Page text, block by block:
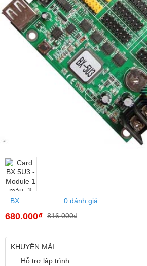
BX 0 đánh giá
680.000₫ 816.000₫
KHUYẾN MÃI
Hỗ trợ lập trình